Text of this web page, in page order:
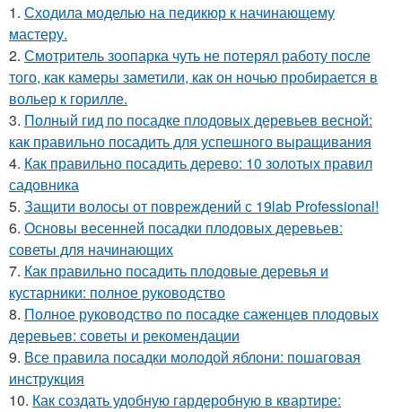
1. Сходила моделью на педикюр к начинающему
мастеру.
2. Смотритель зоопарка чуть не потерял работу после
того, как камеры заметили, как он ночью пробирается в
вольер к горилле.
3. Полный гид по посадке плодовых деревьев весной:
как правильно посадить для успешного выращивания
4. Как правильно посадить дерево: 10 золотых правил
садовника
5. Защити волосы от повреждений с 19lab Professional!
6. Основы весенней посадки плодовых деревьев:
советы для начинающих
7. Как правильно посадить плодовые деревья и
кустарники: полное руководство
8. Полное руководство по посадке саженцев плодовых
деревьев: советы и рекомендации
9. Все правила посадки молодой яблони: пошаговая
инструкция
10. Как создать удобную гардеробную в квартире: